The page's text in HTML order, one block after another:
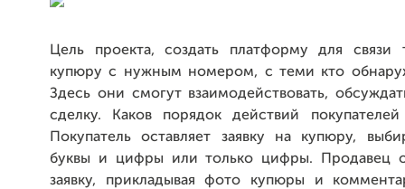
Цель проекта, создать платформу для связи
купюру с нужным номером, с теми кто
Здесь они смогут взаимодействовать,
сделку. Каков порядок действий
Покупатель оставляет заявку на купюру,
буквы и цифры или только цифры. Продавец
заявку, прикладывая фото купюры и